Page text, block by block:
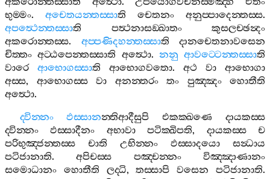
භුම‍්මං. අචෙතයන‍්තස‍්සාති චෙතනං අනුප‍්පාදෙන‍්තස‍්ස.
අපත්‍ථෙන‍්තස‍්සාති පත්‍ථනාසඞ‍්ඛාතං
කුසලච‍්ඡන්‍දං
අකරොන‍්තස‍්ස. අප‍්පණිදහන‍්තස‍්සාති
දානචෙතනාවසෙන
චිත‍්තං අට‍්ඨපෙන‍්තස‍්සාති අත්‍ථො. නනු ආවට‍්ටෙන‍්තස‍්සාති
වාරෙ
ආභොගස‍්සාති ආභොගවතො. අථ වා
ආභොගා
අස‍්ස, ආභොගස‍්ස වා අනන‍්තරං තං පුඤ‍්ඤං
හොතීති
අත්‍ථො.
ද‍්වින‍්නං
ඵස‍්සානන‍්තිආදීසුපි එකක‍්ඛණෙ
දායකස‍්ස
ද‍්වින‍්නං
ඵස‍්සාදීනං අභාවා පටික‍්ඛිපති, දායකස‍්ස
ච
පරිභුඤ‍්ජන‍්තස‍්ස
චාති උභින‍්නං ඵස‍්සාදයො
සන්‍ධාය
පටිජානාති.අපිචස‍්ස පඤ‍්චන‍්නං
විඤ‍්ඤාණානං
සමොධානං
හොතීති ලද‍්ධි,තස‍්සාපි වසෙන පටිජානාති.